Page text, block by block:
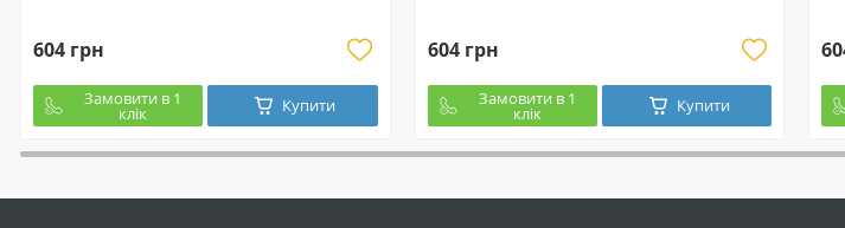
604 грн
Замовити в 1
клік Купити
604 грн
Замовити в 1
клік Купити